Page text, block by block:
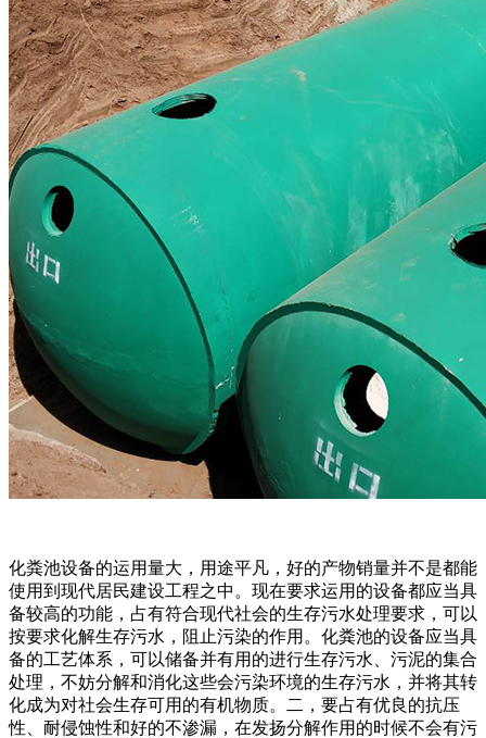
化粪池设备的运用量大，用途平凡，好的产物销量并不是都能
使用到现代居民建设工程之中。现在要求运用的设备都应当具
备较高的功能，占有符合现代社会的生存污水处理要求，可以
按要求化解生存污水，阻止污染的作用。化粪池的设备应当具
备的工艺体系，可以储备并有用的进行生存污水、污泥的集合
处理，不妨分解和消化这些会污染环境的生存污水，并将其转
化成为对社会生存可用的有机物质。二，要占有优良的抗压
性、耐侵蚀性和好的不渗漏，在发扬分解作用的时候不会有污